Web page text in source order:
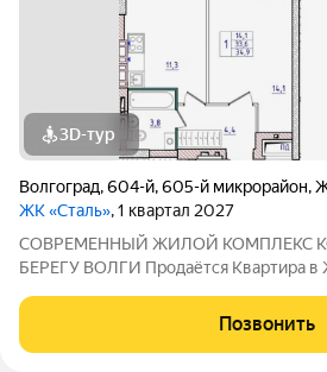
3D-тур
Волгоград,604-й,605-й микрорайон,
ЖК «Сталь», 1 квартал 2027
COBPЕМЕНHЫЙ ЖИЛОЙ КОМПЛЕКС
БEРЕГУ ВОЛГИ Продaётся Квартирa
комплексе «Сталь» в Кpacнoapмейском
Волгогpадa. Застройщик более чем с
Позвонить